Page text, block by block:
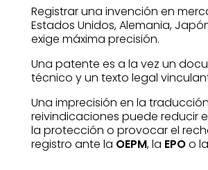
Registrar una invención en
Estados Unidos, Alemania,
exige máxima precisión.
Una patente es a la vez un
técnico y un texto legal
Una imprecisión en la
reivindicaciones puede reducir
la protección o provocar el
registro ante la OEPM, la EPOo la